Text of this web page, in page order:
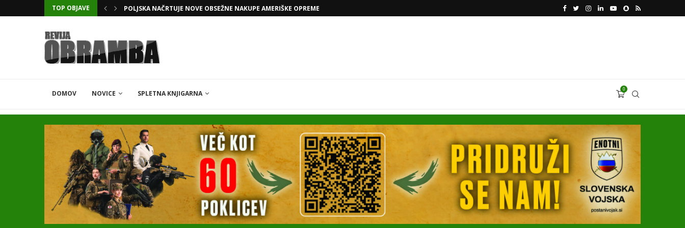
TOP OBJAVE KATARSKI DELNIČAR ZAPLETEL VOLKSWAGNOVE NAČRTE Z RAFAELOM VODJA UKROBORONPROMA HERMAN SMETANIN
DOMOV NOVICE SPLETNA KNJIGARNA
0